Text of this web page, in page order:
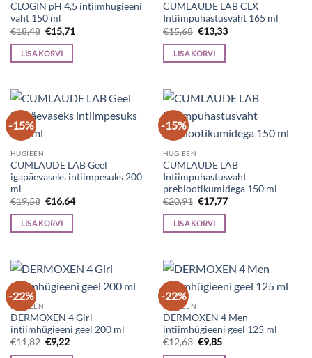
CLOGIN pH 4,5 intiimhügieeni
vaht 150 ml
€18,48 Algne
hind
oli:
€18,48.
€15,71
LISA KORVI
CUMLAUDE LAB CLX
Intiimpuhastusvaht 165 ml
€15,68 Algne
hind
oli:
€15,68.
€13,33Current
LISA KORVI
-15%
HÜGIEEN
CUMLAUDE LAB Geel
igapäevaseks intiimpesuks 200
ml
€19,58 Algne
hind
oli:
€19,58.
€16,64Current
LISA KORVI
-15%
HÜGIEEN
CUMLAUDE LAB
Intiimpuhastusvaht
prebiootikumidega 150 ml
€20,91 Algne
hind
oli:
€20,91.
€17,77Current
LISA KORVI
-22%
HÜGIEEN
DERMOXEN 4 Girl
intiimhügieeni geel 200 ml
€11,82 Algne
hind
€9,22Current
-22%
HÜGIEEN
DERMOXEN 4 Men
intiimhügieeni geel 125 ml
€12,63 Algne
hind
€9,85Current